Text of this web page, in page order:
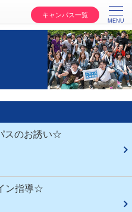
キャンパス一覧
スのお誘い☆
ン指導☆